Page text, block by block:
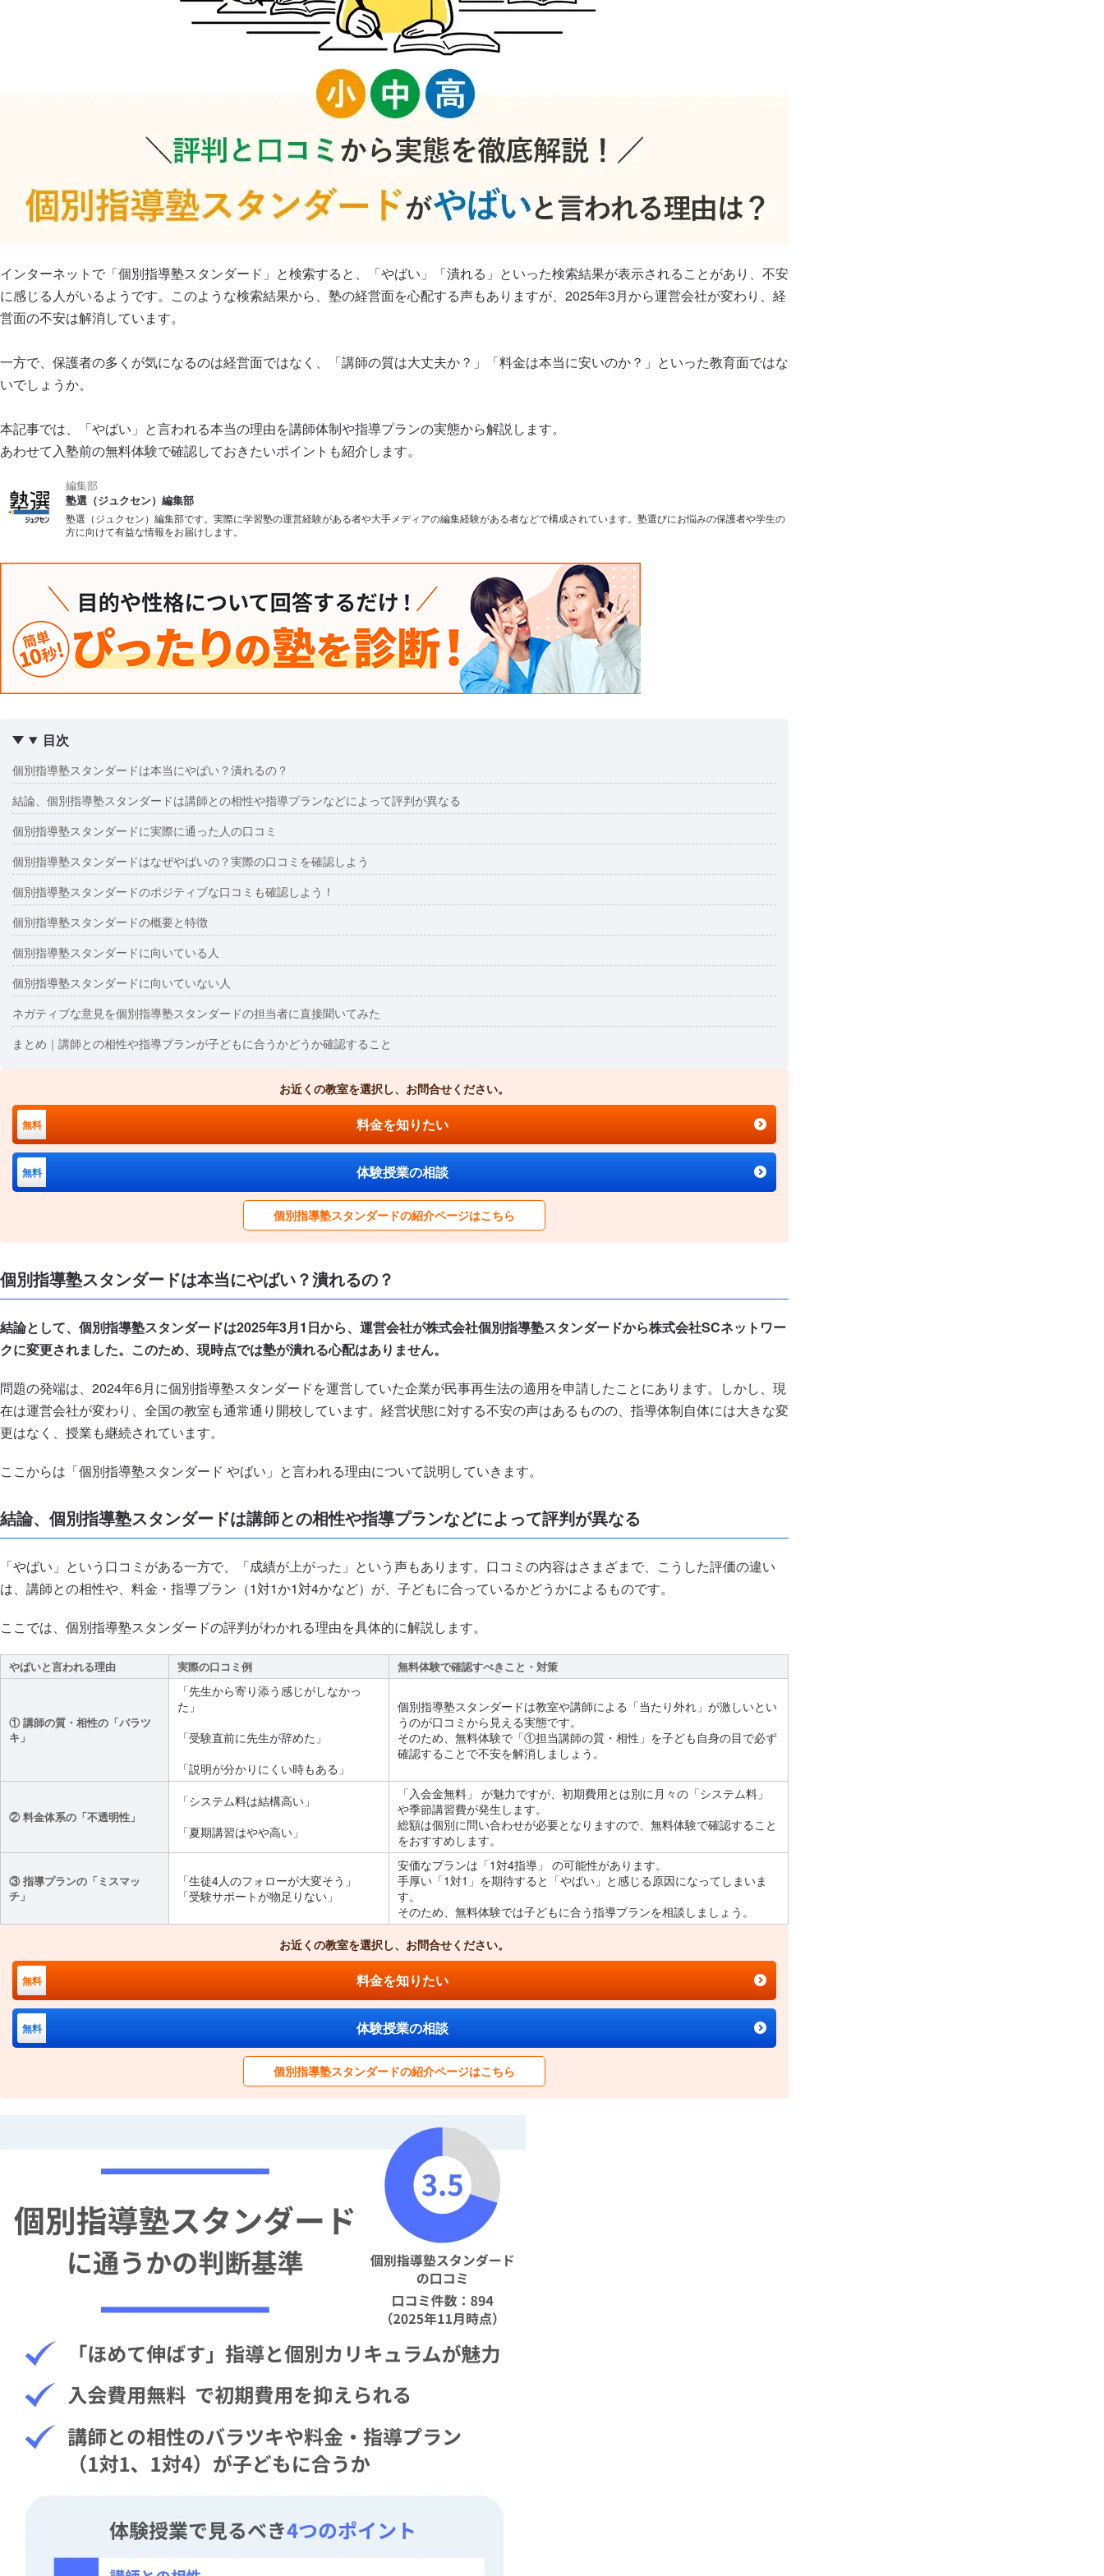
インターネットで「個別指導塾スタンダード」と検索すると、「やばい」「潰れる」といった検索結果が表示されることがあり、不安
に感じる人がいるようです。このような検索結果から、塾の経営面を心配する声もありますが、2025年3月から運営会社が変わり、経
営面の不安は解消しています。
一方で、保護者の多くが気になるのは経営面ではなく、「講師の質は大丈夫か？」「料金は本当に安いのか？」といった教育面ではな
いでしょうか。
本記事では、「やばい」と言われる本当の理由を講師体制や指導プランの実態から解説します。
あわせて入塾前の無料体験で確認しておきたいポイントも紹介します。
編集部
塾選（ジュクセン）編集部
塾選（ジュクセン）編集部です。実際に学習塾の運営経験がある者や大手メディアの編集経験がある者などで構成されています。塾選びにお悩みの保護者や学生の
方に向けて有益な情報をお届けします。
目次
個別指導塾スタンダードは本当にやばい？潰れるの？
結論、個別指導塾スタンダードは講師との相性や指導プランなどによって評判が異なる
個別指導塾スタンダードに実際に通った人の口コミ
個別指導塾スタンダードはなぜやばいの？実際の口コミを確認しよう
個別指導塾スタンダードのポジティブな口コミも確認しよう！
個別指導塾スタンダードの概要と特徴
個別指導塾スタンダードに向いている人
個別指導塾スタンダードに向いていない人
ネガティブな意見を個別指導塾スタンダードの担当者に直接聞いてみた
まとめ｜講師との相性や指導プランが子どもに合うかどうか確認すること
お近くの教室を選択し、お問合せください。
無料 料金を知りたい
無料 体験授業の相談
個別指導塾スタンダードの紹介ページはこちら
個別指導塾スタンダードは本当にやばい？潰れるの？
結論として、個別指導塾スタンダードは2025年3月1日から、運営会社が株式会社個別指導塾スタンダードから株式会社SCネットワー
クに変更されました。このため、現時点では塾が潰れる心配はありません。
問題の発端は、2024年6月に個別指導塾スタンダードを運営していた企業が民事再生法の適用を申請したことにあります。しかし、現
在は運営会社が変わり、全国の教室も通常通り開校しています。経営状態に対する不安の声はあるものの、指導体制自体には大きな変
更はなく、授業も継続されています。
ここからは「個別指導塾スタンダード やばい」と言われる理由について説明していきます。
結論、個別指導塾スタンダードは講師との相性や指導プランなどによって評判が異なる
「やばい」という口コミがある一方で、「成績が上がった」という声もあります。口コミの内容はさまざまで、こうした評価の違い
は、講師との相性や、料金・指導プラン（1対1か1対4かなど）が、子どもに合っているかどうかによるものです。
ここでは、個別指導塾スタンダードの評判がわかれる理由を具体的に解説します。
やばいと言われる理由 実際の口コミ例 無料体験で確認すべきこと・対策
① 講師の質・相性の「バラツ
キ」
「先生から寄り添う感じがしなかっ
た」
「受験直前に先生が辞めた」
「説明が分かりにくい時もある」
個別指導塾スタンダードは教室や講師による「当たり外れ」が激しいとい
うのが口コミから見える実態です。
そのため、無料体験で「①担当講師の質・相性」を子ども自身の目で必ず
確認することで不安を解消しましょう。
② 料金体系の「不透明性」
「システム料は結構高い」
「夏期講習はやや高い」
「入会金無料」 が魅力ですが、初期費用とは別に月々の「システム料」
や季節講習費が発生します。
総額は個別に問い合わせが必要となりますので、無料体験で確認すること
をおすすめします。
③ 指導プランの「ミスマッ
チ」
「生徒4人のフォローが大変そう」
「受験サポートが物足りない」
安価なプランは「1対4指導」 の可能性があります。
手厚い「1対1」を期待すると「やばい」と感じる原因になってしまいま
す。
そのため、無料体験では子どもに合う指導プランを相談しましょう。
お近くの教室を選択し、お問合せください。
無料 料金を知りたい
無料 体験授業の相談
個別指導塾スタンダードの紹介ページはこちら